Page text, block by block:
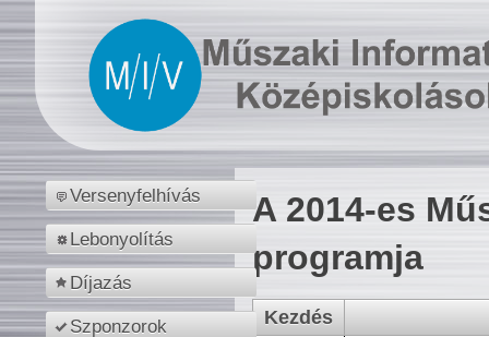
Versenyfelhívás
Lebonyolítás
Díjazás
Szponzorok
A 2014-es
programja
Kezdés